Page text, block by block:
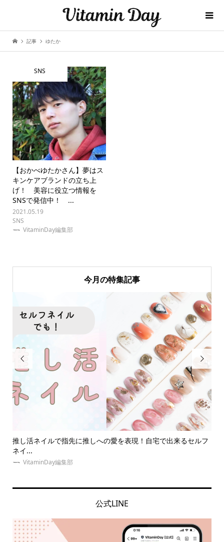
記事 ゆたか
SNS
【おかべゆたかさん】夢はス
キンケアブランドの立ち上
げ！ 美容に役立つ情報を
SNSで発信中！ ...
2021.05.19
SNS
VitaminDay編集部
今月の特集記事

推し活ネイルで指先に推しへの愛を表現！自宅で出来るセルフ
ネイ...
VitaminDay編集部

公式LINE